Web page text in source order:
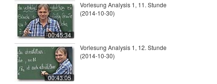
00:45:34
Vorlesung Analysis 1, 11. Stunde
(2014-10-30)
00:43:05
Vorlesung Analysis 1, 12. Stunde
(2014-10-30)